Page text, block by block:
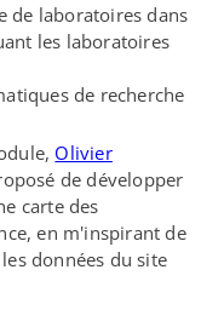
de laboratoires dans
les laboratoires
de recherche
Olivier
de développer
carte des
en m'inspirant de
données du site